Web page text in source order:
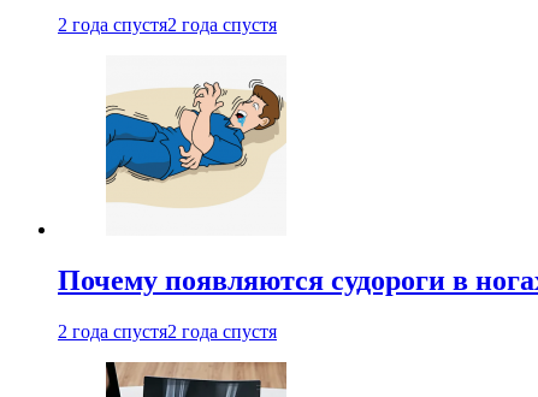
2 года спустя2 года спустя
Почему появляются судороги в
2 года спустя2 года спустя